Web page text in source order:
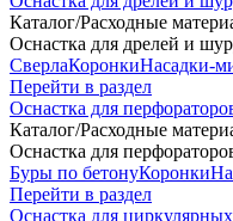
Каталог/Расходные
Оснастка для дрелей и
СверлаКоронкиНасадки-
Перейти в раздел
Оснастка для
Каталог/Расходные
Оснастка для
Буры по бетонуКоронки
Перейти в раздел
Оснастка для